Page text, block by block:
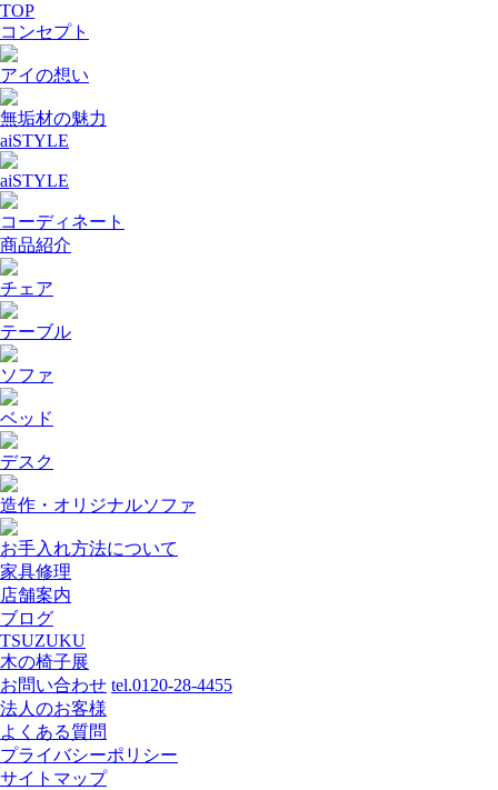
TOP
コンセプト
アイの想い
無垢材の魅力
aiSTYLE
aiSTYLE
コーディネート
商品紹介
チェア
テーブル
ソファ
ベッド
デスク
造作・オリジナルソファ
お手入れ方法について
家具修理
店舗案内
ブログ
TSUZUKU
木の椅子展
お問い合わせ tel.0120-28-4455
法人のお客様
よくある質問
プライバシーポリシー
サイトマップ